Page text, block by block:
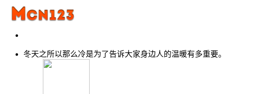
冬天之所以那么冷是为了告诉大家身边人的温暖有多重要。